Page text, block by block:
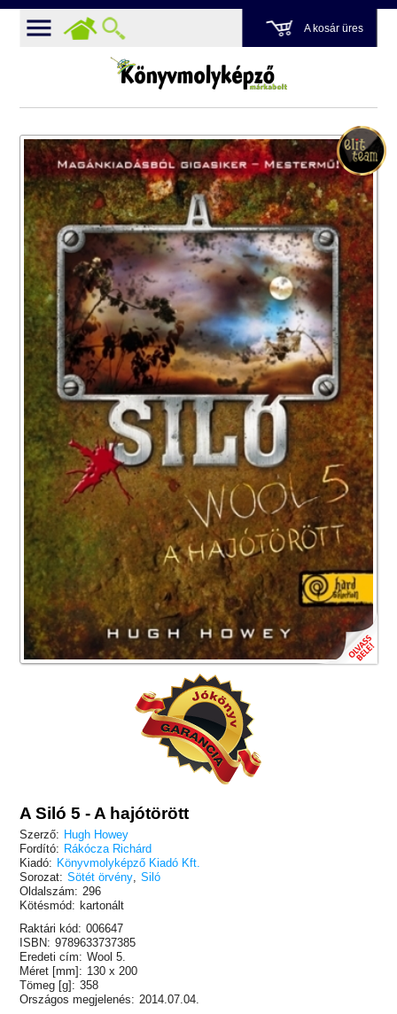
A kosár üres
A Siló 5 - A hajótörött
Szerző: Hugh Howey
Fordító: Rákócza Richárd
Kiadó: Könyvmolyképző Kiadó Kft.
Sorozat: Sötét örvény
Siló
Oldalszám: 296
Kötésmód: kartonált
Raktári kód: 006647
ISBN: 9789633737385
Eredeti cím: Wool 5.
Méret [mm]: 130 x 200
Tömeg [g]: 358
Országos megjelenés: 2014.07.04.